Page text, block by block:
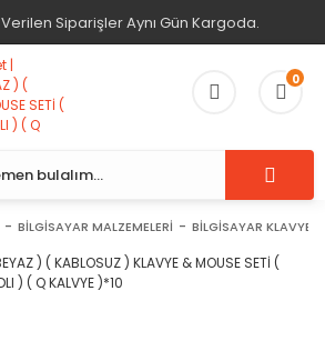
Verilen Siparişler Aynı Gün Kargoda.
0
BİLGİSAYAR MALZEMELERİ BİLGİSAYAR KLAVYE